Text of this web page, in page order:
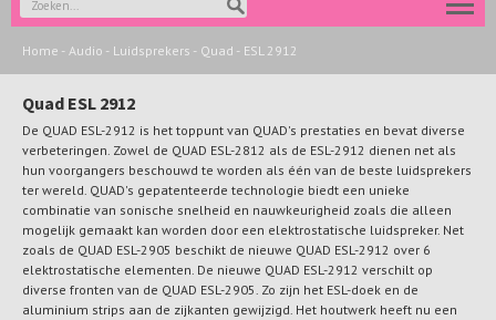
Home - Audio - Luidsprekers - Quad - ESL 2912
Quad ESL 2912
De QUAD ESL-2912 is het toppunt van QUAD's prestaties en bevat diverse
verbeteringen. Zowel de QUAD ESL-2812 als de ESL-2912 dienen net als
hun voorgangers beschouwd te worden als één van de beste luidsprekers
ter wereld. QUAD's gepatenteerde technologie biedt een unieke
combinatie van sonische snelheid en nauwkeurigheid zoals die alleen
mogelijk gemaakt kan worden door een elektrostatische luidspreker. Net
zoals de QUAD ESL-2905 beschikt de nieuwe QUAD ESL-2912 over 6
elektrostatische elementen. De nieuwe QUAD ESL-2912 verschilt op
diverse fronten van de QUAD ESL-2905. Zo zijn het ESL-doek en de
aluminium strips aan de zijkanten gewijzigd. Het houtwerk heeft nu een